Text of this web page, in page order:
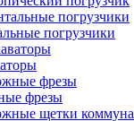
погрузчики
фрезы